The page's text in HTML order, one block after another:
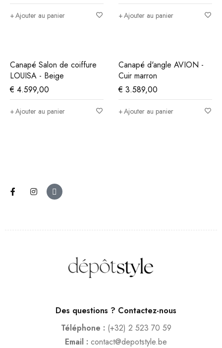
Ajouter au panier Ajouter au panier
Canapé Salon de coiffure
LOUISA - Beige
€ 4.599,00
Ajouter au panier
Canapé d'angle AVION -
Cuir marron
€ 3.589,00
Ajouter au panier
Des questions ? Contactez-nous
Téléphone : (+32) 2 523 70 59
Email : contact@depotstyle.be